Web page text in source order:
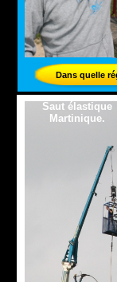
Dans quelle
Saut élastique
Martinique.